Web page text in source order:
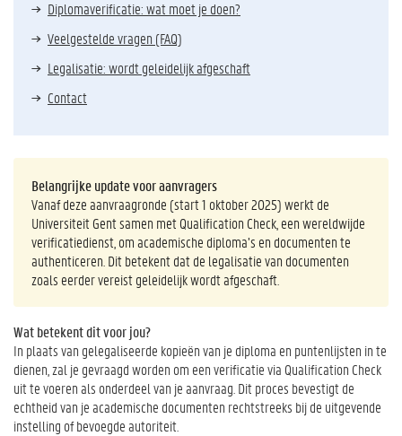
Diplomaverificatie: wat moet je doen?
Veelgestelde vragen (FAQ)
Legalisatie: wordt geleidelijk afgeschaft
Contact
Belangrijke update voor aanvragers
Vanaf deze aanvraagronde (start 1 oktober 2025) werkt de
Universiteit Gent samen met Qualification Check, een wereldwijde
verificatiedienst, om academische diploma’s en documenten te
authenticeren. Dit betekent dat de legalisatie van documenten
zoals eerder vereist geleidelijk wordt afgeschaft.
Wat betekent dit voor jou?
In plaats van gelegaliseerde kopieën van je diploma en puntenlijsten in te
dienen, zal je gevraagd worden om een verificatie via Qualification Check
uit te voeren als onderdeel van je aanvraag. Dit proces bevestigt de
echtheid van je academische documenten rechtstreeks bij de uitgevende
instelling of bevoegde autoriteit.